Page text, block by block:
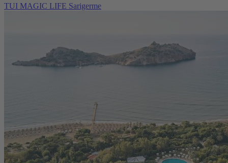
TUI MAGIC LIFE Sarigerme